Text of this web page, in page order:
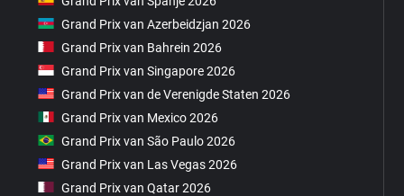
Grand Prix van Azerbeidzjan 2026
Grand Prix van Bahrein 2026
Grand Prix van Singapore 2026
Grand Prix van de Verenigde Staten 2026
Grand Prix van Mexico 2026
Grand Prix van São Paulo 2026
Grand Prix van Las Vegas 2026
Grand Prix van Qatar 2026